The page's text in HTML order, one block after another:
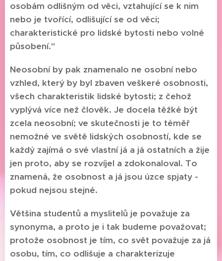
osobám odlišným od věci, vztahující se k nim
nebo je tvořící, odlišující se od věci;
charakteristické pro lidské bytosti nebo volné
působení."
Neosobní by pak znamenalo ne osobní nebo
vzhled, který by byl zbaven veškeré osobnosti,
všech charakteristik lidské bytosti; z čehož
vyplývá více než člověk. Je docela těžké být
zcela neosobní; ve skutečnosti je to téměř
nemožné ve světě lidských osobností, kde se
každý zajímá o své vlastní já a já ostatních a žije
jen proto, aby se rozvíjel a zdokonaloval. To
znamená, že osobnost a já jsou úzce spjaty -
pokud nejsou stejné.
Většina studentů a myslitelů je považuje za
synonyma, a proto je i tak budeme považovat;
protože osobnost je tím, co svět považuje za já
osobu, tím, co odlišuje a charakterizuje